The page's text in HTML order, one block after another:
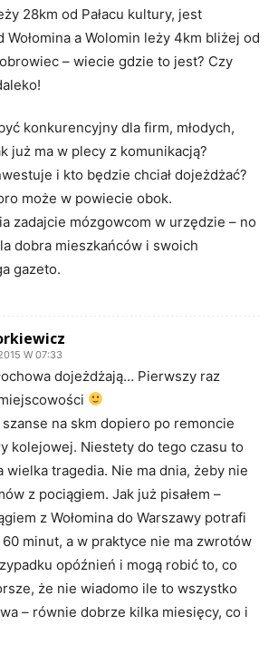
28km od Pałacu kultury, jest
Wołomina a Wolomin leży 4km bliżej od
– wiecie gdzie to jest? Czy
konkurencyjny dla firm, młodych,
już ma w plecy z komunikacją?
i kto będzie chciał dojeżdżać?
może w powiecie obok.
zadajcie mózgowcom w urzędzie – no
dobra mieszkańców i swoich
gazeto.
W 07:33
dojeżdżają… Pierwszy raz
szanse na skm dopiero po remoncie
kolejowej. Niestety do tego czasu to
wielka tragedia. Nie ma dnia, żeby nie
z pociągiem. Jak już pisałem –
z Wołomina do Warszawy potrafi
minut, a w praktyce nie ma zwrotów
opóźnień i mogą robić to, co
że nie wiadomo ile to wszystko
– równie dobrze kilka miesięcy, co i